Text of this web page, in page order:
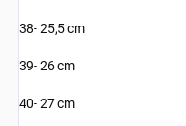
38- 25,5 cm
39- 26 cm
40- 27 cm